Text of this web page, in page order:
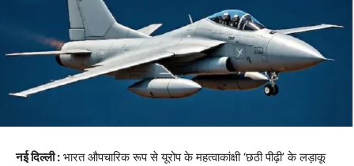
नई दिल्ली : भारत औपचारिक रूप से यूरोप के महत्वाकांक्षी ‘छठी पीढ़ी’ के लड़ाकू